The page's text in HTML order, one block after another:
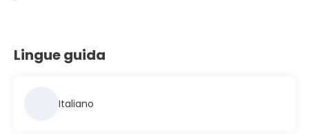
Lingue guida
Italiano